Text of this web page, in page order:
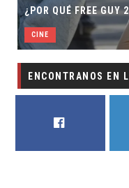
¿POR QUÉ FREE GUY
CINE
ENCONTRANOS EN